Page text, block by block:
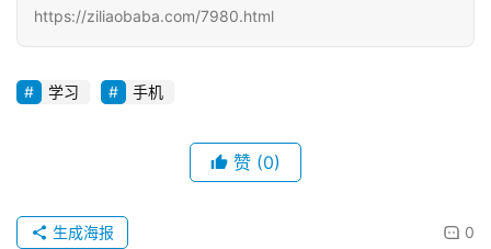
https://ziliaobaba.com/7980.html
学习 手机
赞 (0)
0
生成海报